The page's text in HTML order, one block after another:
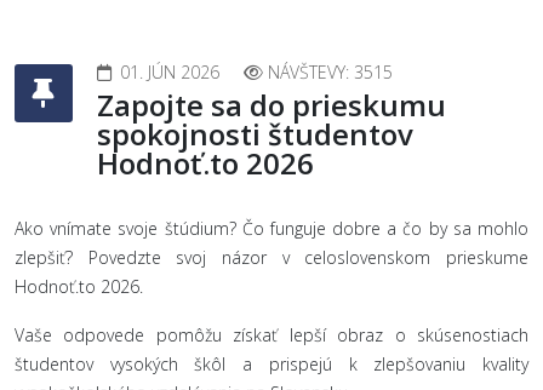
01. JÚN 2026 NÁVŠTEVY: 3515
Zapojte sa do prieskumu
spokojnosti študentov
Hodnoť.to 2026
Ako vnímate svoje štúdium? Čo funguje dobre a čo by sa mohlo
zlepšiť? Povedzte svoj názor v celoslovenskom prieskume
Hodnoť.to 2026.
Vaše odpovede pomôžu získať lepší obraz o skúsenostiach
študentov vysokých škôl a prispejú k zlepšovaniu kvality